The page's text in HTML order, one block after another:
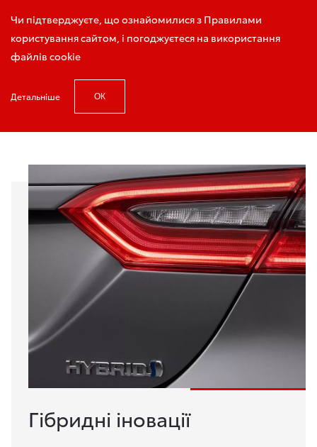
Чи підтверджуєте, що ознайомилися з Правилами
користування сайтом, і погоджуєтеся на використання
файлів cookie
Детальніше ОК
Запис на тест-драйв
Головна Гібридні іновації
Гібридні іновації